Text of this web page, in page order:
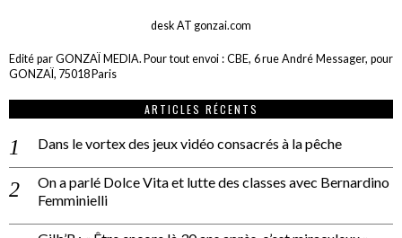
desk AT gonzai.com
Edité par GONZAÏ MEDIA. Pour tout envoi : CBE, 6 rue André Messager, pour
GONZAÏ, 75018 Paris
ARTICLES RÉCENTS
Dans le vortex des jeux vidéo consacrés à la pêche
On a parlé Dolce Vita et lutte des classes avec Bernardino
Femminielli